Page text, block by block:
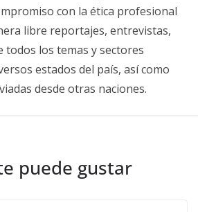
con la ética profesional
libre reportajes, entrevistas,
todos los temas y sectores
estados del país, así como
desde otras naciones.
puede gustar